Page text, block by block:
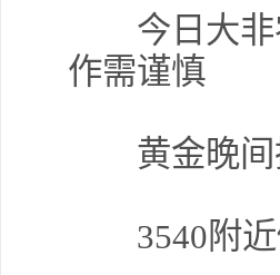
今日大非
作需谨慎
黄金晚间
3540附近